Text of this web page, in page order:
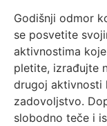
Godišnji odmor
se posvetite
aktivnostima
pletite, izrađujte
drugoj aktivnosti
zadovoljstvo.
slobodno teče i